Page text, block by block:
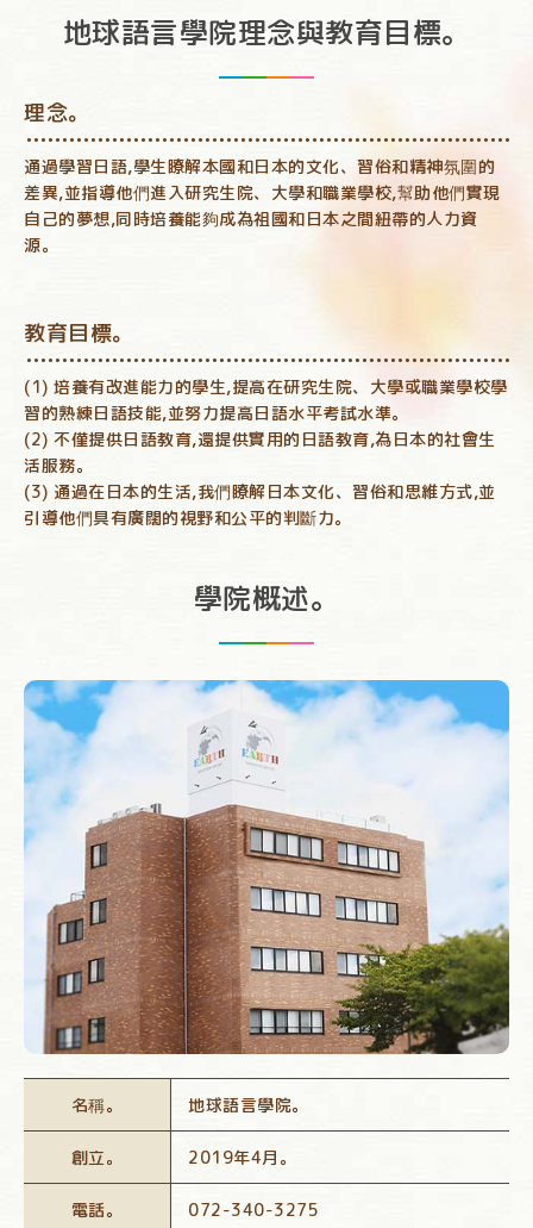
地球語言學院理念與教育目標。
理念。
通過學習日語,學生瞭解本國和日本的文化、習俗和精神氛圍的
差異,並指導他們進入研究生院、大學和職業學校,幫助他們實現
自己的夢想,同時培養能夠成為祖國和日本之間紐帶的人力資
源。
教育目標。
(1) 培養有改進能力的學生,提高在研究生院、大學或職業學校學
習的熟練日語技能,並努力提高日語水平考試水準。
(2) 不僅提供日語教育,還提供實用的日語教育,為日本的社會生
活服務。
(3) 通過在日本的生活,我們瞭解日本文化、習俗和思維方式,並
引導他們具有廣闊的視野和公平的判斷力。
學院概述。
名稱。 地球語言學院。
創立。 2019年4月。
電話。 072-340-3275